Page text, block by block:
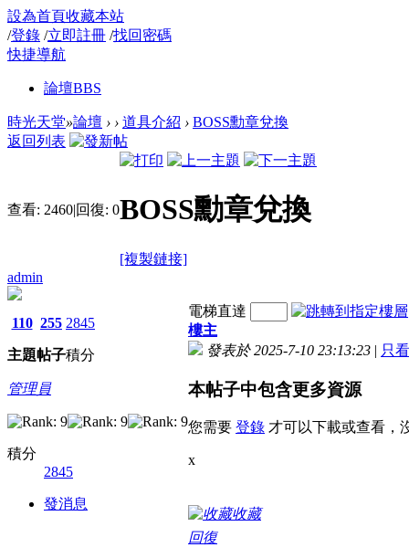
設為首頁收藏本站
/登錄 /立即註冊 /找回密碼
快捷導航
論壇BBS
時光天堂»論壇 › › 道具介紹 › BOSS勳章兌換
返回列表
查看: 2460|回復: 0BOSS勳章兌換
[複製鏈接]
admin
110
主題
255
帖子
2845
積分
管理員
積分
2845
發消息
電梯直達
樓主
發表於 2025-7-10 23:13:23 | 只
本帖子中包含更多資源
您需要 登錄 才可以下載或查看，
x
收藏
回復